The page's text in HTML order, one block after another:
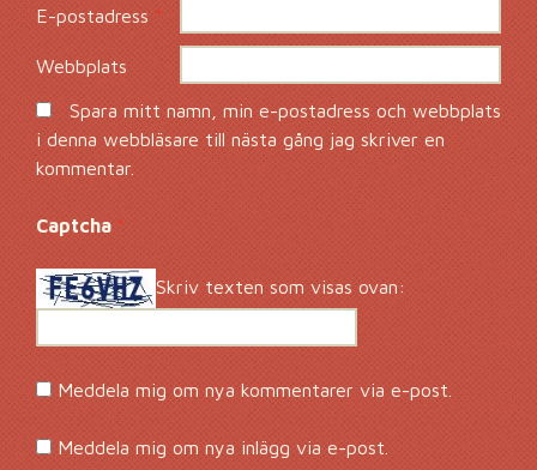
E-postadress*
Webbplats
Spara mitt namn, min e-postadress och webbplats
i denna webbläsare till nästa gång jag skriver en
kommentar.
Captcha*
Skriv texten som visas ovan:
Meddela mig om nya kommentarer via e-post.
Meddela mig om nya inlägg via e-post.